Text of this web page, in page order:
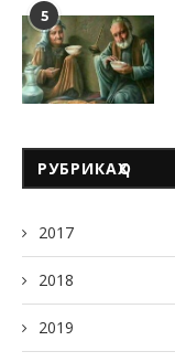
5
РУБРИКАҲО
2017
2018
2019